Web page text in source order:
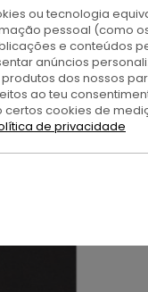
ou tecnologia
pessoal (como
e conteúdos
anúncios
dos nossos
ao teu
cookies de
de privacidade